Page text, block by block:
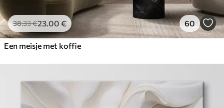
38.33€23.00 € 60
Een meisje met koffie